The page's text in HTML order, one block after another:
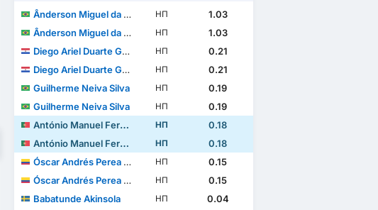
Ânderson Miguel da Silva НП
1.03
Ânderson Miguel da Silva
НП
1.03
Diego Ariel Duarte Garcete
НП
0.21
Diego Ariel Duarte Garcete
НП
0.21
Guilherme Neiva Silva
НП
0.19
Guilherme Neiva Silva
НП
0.19
António Manuel Fernandes Mendes
НП
0.18
António Manuel Fernandes Mendes
НП
0.18
Óscar Andrés Perea Abonce
НП
0.15
Óscar Andrés Perea Abonce
НП
0.15
Babatunde Akinsola
НП
0.04